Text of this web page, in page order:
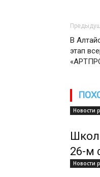
В
этап
Новости
26-м
Новости